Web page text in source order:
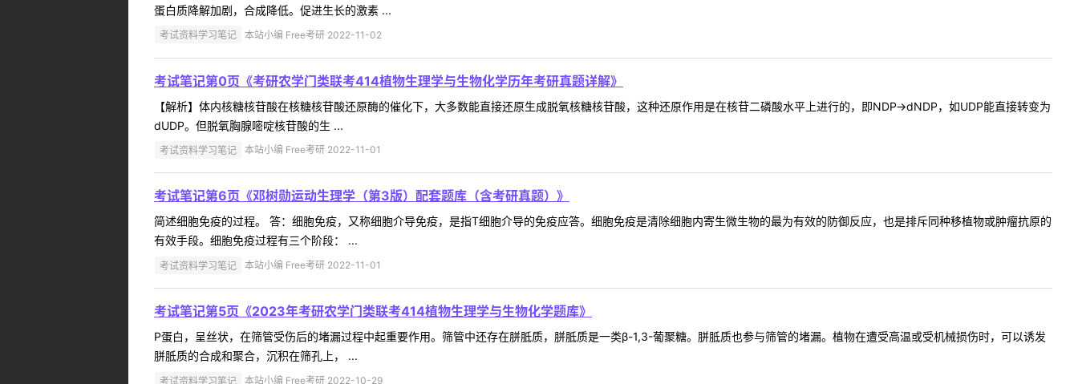
蛋白质降解加剧，合成降低。促进生长的激素 ...
考试资料学习笔记 本站小编 Free考研 2022-11-02
考试笔记第0页《考研农学门类联考414植物生理学与生物化学历年考研真题详解》
【解析】体内核糖核苷酸在核糖核苷酸还原酶的催化下，大多数能直接还原生成脱氧核糖核苷酸，这种还原作用是在核苷二磷酸水平上进行的，即NDP→dNDP，如UDP能直接转变为
dUDP。但脱氧胸腺嘧啶核苷酸的生 ...
考试资料学习笔记 本站小编 Free考研 2022-11-01
考试笔记第6页《邓树勋运动生理学（第3版）配套题库（含考研真题）》
简述细胞免疫的过程。 答：细胞免疫，又称细胞介导免疫，是指T细胞介导的免疫应答。细胞免疫是清除细胞内寄生微生物的最为有效的防御反应，也是排斥同种移植物或肿瘤抗原的
有效手段。细胞免疫过程有三个阶段： ...
考试资料学习笔记 本站小编 Free考研 2022-11-01
考试笔记第5页《2023年考研农学门类联考414植物生理学与生物化学题库》
P蛋白，呈丝状，在筛管受伤后的堵漏过程中起重要作用。筛管中还存在胼胝质，胼胝质是一类β-1,3-葡聚糖。胼胝质也参与筛管的堵漏。植物在遭受高温或受机械损伤时，可以诱发
胼胝质的合成和聚合，沉积在筛孔上， ...
考试资料学习笔记 本站小编 Free考研 2022-10-29